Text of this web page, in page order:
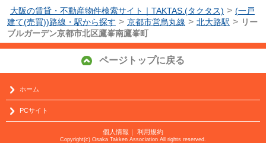
大阪の賃貸・不動産物件検索サイト｜TAKTAS.(タクタス) > (一戸
建て(売買))路線・駅から探す > 京都市営烏丸線 > 北大路駅 > リー
ブルガーデン京都市北区鷹峯南鷹峯町
ページトップに戻る
ホーム
PCサイト
個人情報 ｜ 利用規約
Copyright(c) Osaka Takken Association All rights reserved.